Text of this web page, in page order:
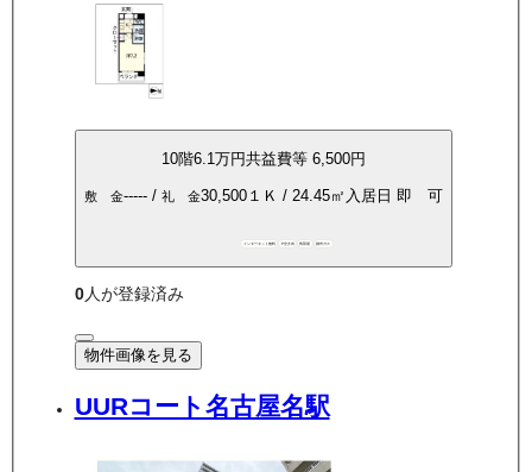
10階6.1万円共益費等 6,500円
敷 金-----/ 礼 金30,500１Ｋ / 24.45㎡ 入居日 即 可
インターネット無料 P空き有 角部屋 都市ガス
0人が登録済み
物件画像を見る
UURコート名古屋名駅